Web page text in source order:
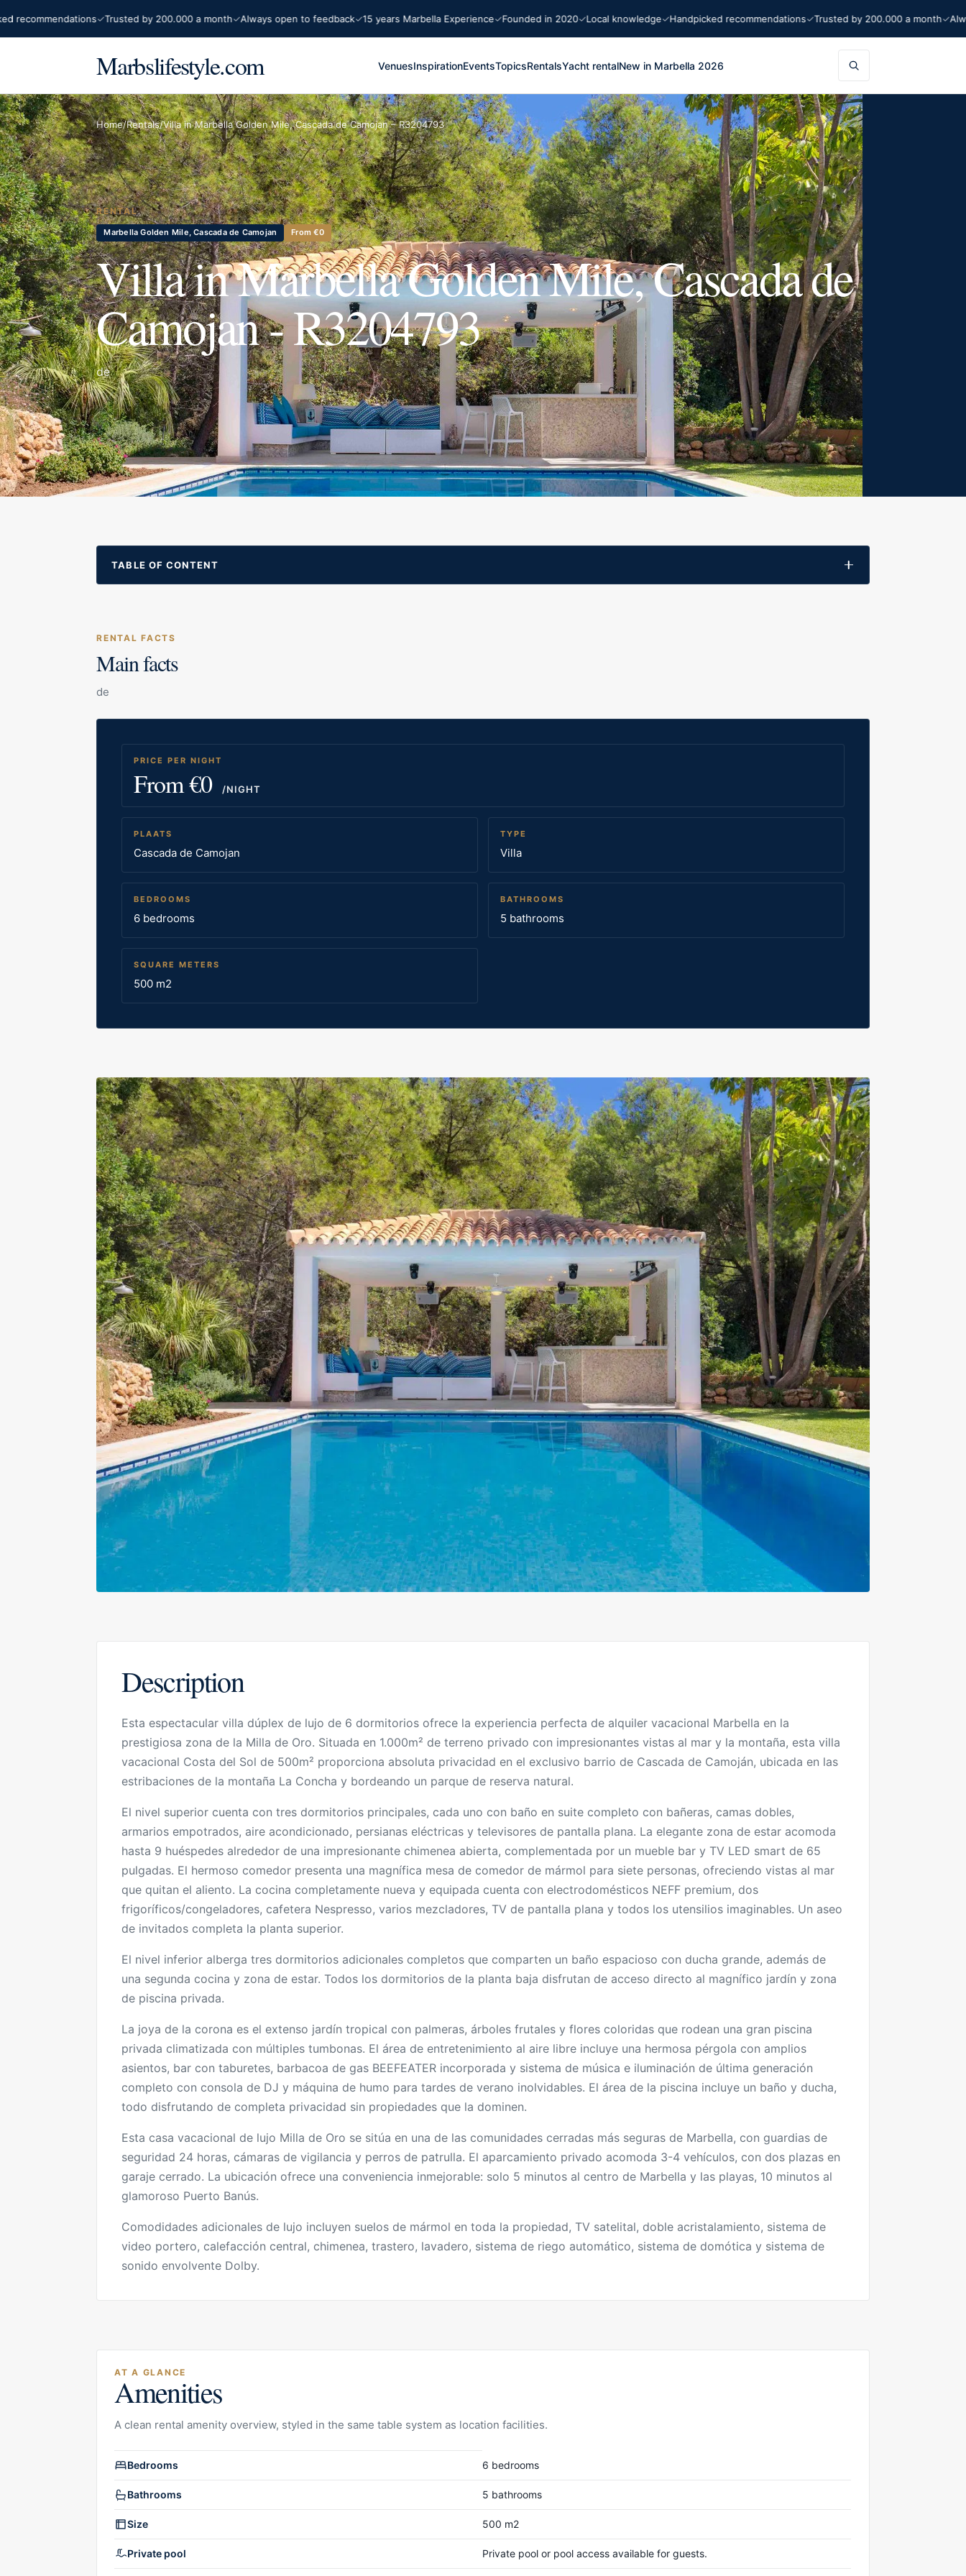
Trusted by 200.000 a month Always open to feedback 15 years Marbella Experience Founded in 2020 Local knowledge Handpicked recommendations Trusted by 200.000 a month Always
Marbslifestyle.com VenuesInspirationEventsTopicsRentalsYacht rentalNew in Marbella 2026
Home/Rentals/Villa in Marbella Golden Mile, Cascada de Camojan – R3204793
RENTAL
Marbella Golden Mile, Cascada de Camojan From €0
Villa in Marbella Golden Mile, Cascada de
Camojan - R3204793
de
TABLE OF CONTENT
RENTAL FACTS
Main facts
de
PRICE PER NIGHT
From €0 /NIGHT
PLAATS
Cascada de Camojan
TYPE
Villa
BEDROOMS
6 bedrooms
BATHROOMS
5 bathrooms
SQUARE METERS
500 m2
Description
Esta espectacular villa dúplex de lujo de 6 dormitorios ofrece la experiencia perfecta de alquiler vacacional Marbella en la
prestigiosa zona de la Milla de Oro. Situada en 1.000m² de terreno privado con impresionantes vistas al mar y la montaña, esta villa
vacacional Costa del Sol de 500m² proporciona absoluta privacidad en el exclusivo barrio de Cascada de Camoján, ubicada en las
estribaciones de la montaña La Concha y bordeando un parque de reserva natural.
El nivel superior cuenta con tres dormitorios principales, cada uno con baño en suite completo con bañeras, camas dobles,
armarios empotrados, aire acondicionado, persianas eléctricas y televisores de pantalla plana. La elegante zona de estar acomoda
hasta 9 huéspedes alrededor de una impresionante chimenea abierta, complementada por un mueble bar y TV LED smart de 65
pulgadas. El hermoso comedor presenta una magnífica mesa de comedor de mármol para siete personas, ofreciendo vistas al mar
que quitan el aliento. La cocina completamente nueva y equipada cuenta con electrodomésticos NEFF premium, dos
frigoríficos/congeladores, cafetera Nespresso, varios mezcladores, TV de pantalla plana y todos los utensilios imaginables. Un aseo
de invitados completa la planta superior.
El nivel inferior alberga tres dormitorios adicionales completos que comparten un baño espacioso con ducha grande, además de
una segunda cocina y zona de estar. Todos los dormitorios de la planta baja disfrutan de acceso directo al magnífico jardín y zona
de piscina privada.
La joya de la corona es el extenso jardín tropical con palmeras, árboles frutales y flores coloridas que rodean una gran piscina
privada climatizada con múltiples tumbonas. El área de entretenimiento al aire libre incluye una hermosa pérgola con amplios
asientos, bar con taburetes, barbacoa de gas BEEFEATER incorporada y sistema de música e iluminación de última generación
completo con consola de DJ y máquina de humo para tardes de verano inolvidables. El área de la piscina incluye un baño y ducha,
todo disfrutando de completa privacidad sin propiedades que la dominen.
Esta casa vacacional de lujo Milla de Oro se sitúa en una de las comunidades cerradas más seguras de Marbella, con guardias de
seguridad 24 horas, cámaras de vigilancia y perros de patrulla. El aparcamiento privado acomoda 3-4 vehículos, con dos plazas en
garaje cerrado. La ubicación ofrece una conveniencia inmejorable: solo 5 minutos al centro de Marbella y las playas, 10 minutos al
glamoroso Puerto Banús.
Comodidades adicionales de lujo incluyen suelos de mármol en toda la propiedad, TV satelital, doble acristalamiento, sistema de
video portero, calefacción central, chimenea, trastero, lavadero, sistema de riego automático, sistema de domótica y sistema de
sonido envolvente Dolby.
AT A GLANCE
Amenities
A clean rental amenity overview, styled in the same table system as location facilities.
Rental amenities overview
Bedrooms 6 bedrooms
Bathrooms 5 bathrooms
Size 500 m2
Private pool Private pool or pool access available for guests.